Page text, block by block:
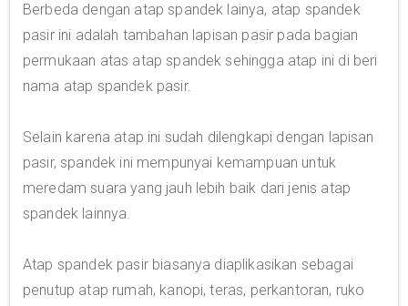
Berbeda dengan atap spandek lainya, atap spandek
pasir ini adalah tambahan lapisan pasir pada bagian
permukaan atas atap spandek sehingga atap ini di beri
nama atap spandek pasir.
Selain karena atap ini sudah dilengkapi dengan lapisan
pasir, spandek ini mempunyai kemampuan untuk
meredam suara yang jauh lebih baik dari jenis atap
spandek lainnya.
Atap spandek pasir biasanya diaplikasikan sebagai
penutup atap rumah, kanopi, teras, perkantoran, ruko